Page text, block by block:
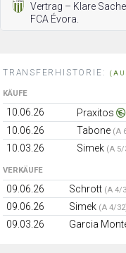
Vertrag – Klare
FCA Évora.
TRANSFERHISTORIE:
KÄUFE
10.06.26 Praxitos
10.06.26
Tabone (A
10.03.26
Simek (A 5/
VERKÄUFE
09.06.26 Schrott (A 4/
09.06.26
Simek (A 4/
09.03.26
Garcia